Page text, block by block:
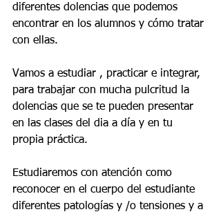
diferentes dolencias que podemos
encontrar en los alumnos y cómo tratar
con ellas.
Vamos a estudiar , practicar e integrar,
para trabajar con mucha pulcritud la
dolencias que se te pueden presentar
en las clases del dia a día y en tu
propia práctica.
Estudiaremos con atención como
reconocer en el cuerpo del estudiante
diferentes patologías y /o tensiones y a